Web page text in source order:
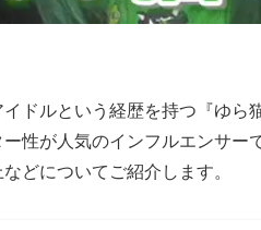
ドルという経歴を持つ『ゆら
性が人気のインフルエンサー
どについてご紹介します。